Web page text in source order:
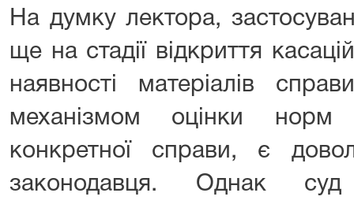
На думку лектора,
ще на стадії відкриття
наявності матеріалів
механізмом оцінки
конкретної справи, є
законодавця. Однак суд